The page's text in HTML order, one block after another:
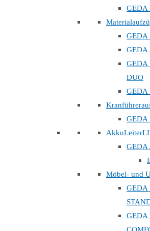
GEDA
GEDA
GEDA
GEDA
DUO
GEDA
GEDA
GEDA
Möbel- und
GEDA
GEDA